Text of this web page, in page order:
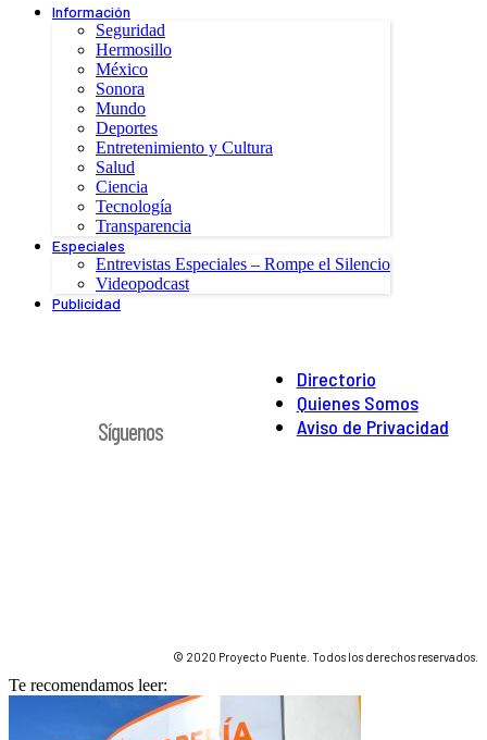
Información
Seguridad
Hermosillo
México
Sonora
Mundo
Deportes
Entretenimiento y Cultura
Salud
Ciencia
Tecnología
Transparencia
Especiales
Entrevistas Especiales – Rompe el Silencio
Videopodcast
Publicidad
Directorio
Quienes Somos
Aviso de Privacidad
Síguenos
© 2020 Proyecto Puente. Todos los derechos reservados.
Te recomendamos leer: